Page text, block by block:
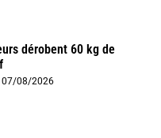
dérobent 60 kg de
07/08/2026